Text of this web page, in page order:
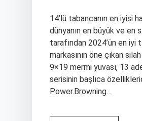
14’lü tabancanın en iyisi
dünyanın en büyük ve en
tarafından 2024’ün en iyi
markasının öne çıkan
9×19 mermi yuvası, 13
serisinin başlıca
Power.Browning…